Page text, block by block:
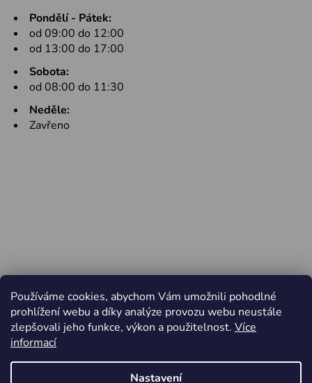
Používáme cookies, abychom Vám umožnili pohodlné
prohlížení webu a díky analýze provozu webu neustále
zlepšovali jeho funkce, výkon a použitelnost. Více
informací
Nastavení
Pondělí - Pátek:
od 09:00 do 12:00
od 13:00 do 17:00
Sobota:
od 08:00 do 11:30
Neděle:
Zavřeno